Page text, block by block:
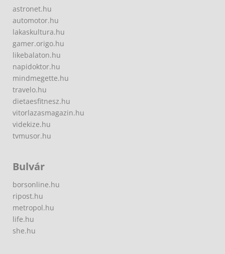
astronet.hu
automotor.hu
lakaskultura.hu
gamer.origo.hu
likebalaton.hu
napidoktor.hu
mindmegette.hu
travelo.hu
dietaesfitnesz.hu
vitorlazasmagazin.hu
videkize.hu
tvmusor.hu
Bulvár
borsonline.hu
ripost.hu
metropol.hu
life.hu
she.hu